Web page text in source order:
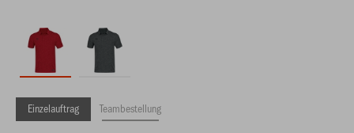
Einzelauftrag Teambestellung